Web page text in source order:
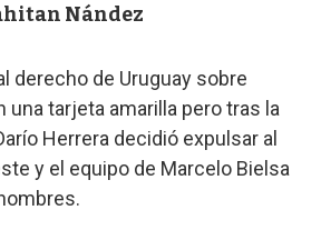
Nández
derecho de Uruguay sobre
una tarjeta amarilla pero tras la
Herrera decidió expulsar al
y el equipo de Marcelo Bielsa